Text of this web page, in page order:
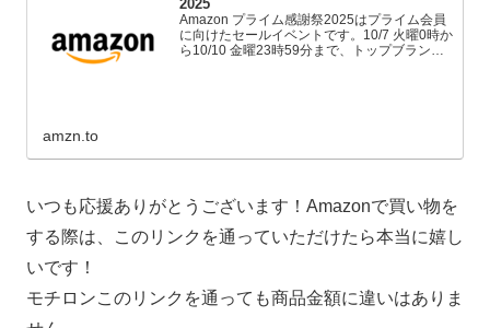
2025
Amazon プライム感謝祭2025はプライム会員
に向けたセールイベントです。10/7 火曜0時か
ら10/10 金曜23時59分まで、トップブランド
amzn.to
いつも応援ありがとうございます！Amazonで買い物を
する際は、このリンクを通っていただけたら本当に嬉し
いです！
モチロンこのリンクを通っても商品金額に違いはありま